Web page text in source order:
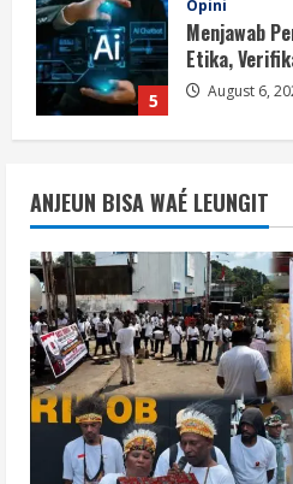
1
BMP Ajak
Anarkis
August 6,
2
BMP Kecam
Persatuan
August 6,
3
Berita
Perang
Publik
Digital
August 6,
Berita
ANJEUN BISA WAÉ LEUNGIT